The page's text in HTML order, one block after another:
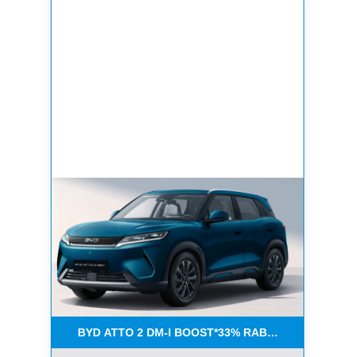
BYD ATTO 2 DM-I BOOST*33% RABATT UND 4500